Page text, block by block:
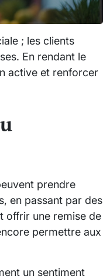
; les clients
En rendant le
active et renforcer
prendre
en passant par des
offrir une remise de
permettre aux
un sentiment